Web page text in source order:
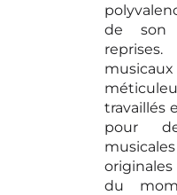
de son
travaillés
pour
du